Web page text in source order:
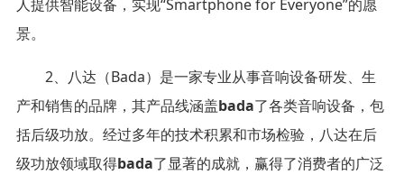
人提供智能设备，实现“Smartphone for Everyone”的愿
景。
2、八达（Bada）是一家专业从事音响设备研发、生
产和销售的品牌，其产品线涵盖bada了各类音响设备，包
括后级功放。经过多年的技术积累和市场检验，八达在后
级功放领域取得bada了显著的成就，赢得了消费者的广泛